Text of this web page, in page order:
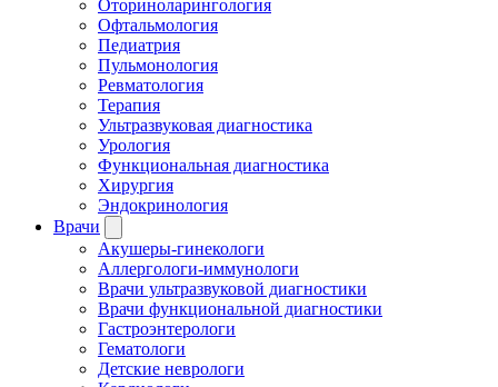
Оториноларингология
Офтальмология
Педиатрия
Пульмонология
Ревматология
Терапия
Ультразвуковая диагностика
Урология
Функциональная диагностика
Хирургия
Эндокринология
Врачи
Акушеры-гинекологи
Аллергологи-иммунологи
Врачи ультразвуковой диагностики
Врачи функциональной диагностики
Гастроэнтерологи
Гематологи
Детские неврологи